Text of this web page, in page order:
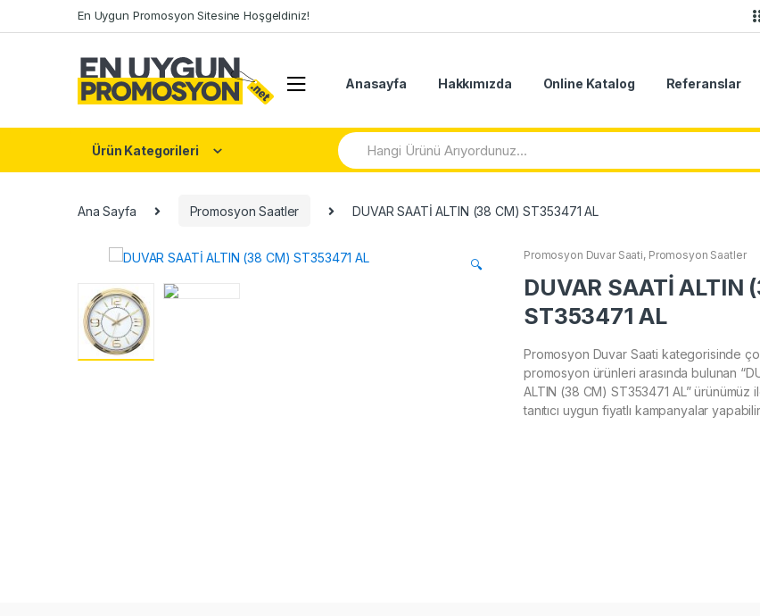
to
to
En Uygun Promosyon Sitesine Hoşgeldiniz!
Anasayfa Hakkımızda Online Katalog Referanslar
Ürün Kategorileri
Arama:
Ana Sayfa Promosyon Saatler DUVAR SAATİ ALTIN (38 CM) ST353471 AL
🔍
Promosyon Duvar Saati, Promosyon Saatler
DUVAR SAATİ ALTIN
ST353471 AL
Promosyon Duvar Saati kategorisinde
promosyon ürünleri arasında bulunan
ALTIN (38 CM) ST353471 AL” ürünümüz
tanıtıcı uygun fiyatlı kampanyalar